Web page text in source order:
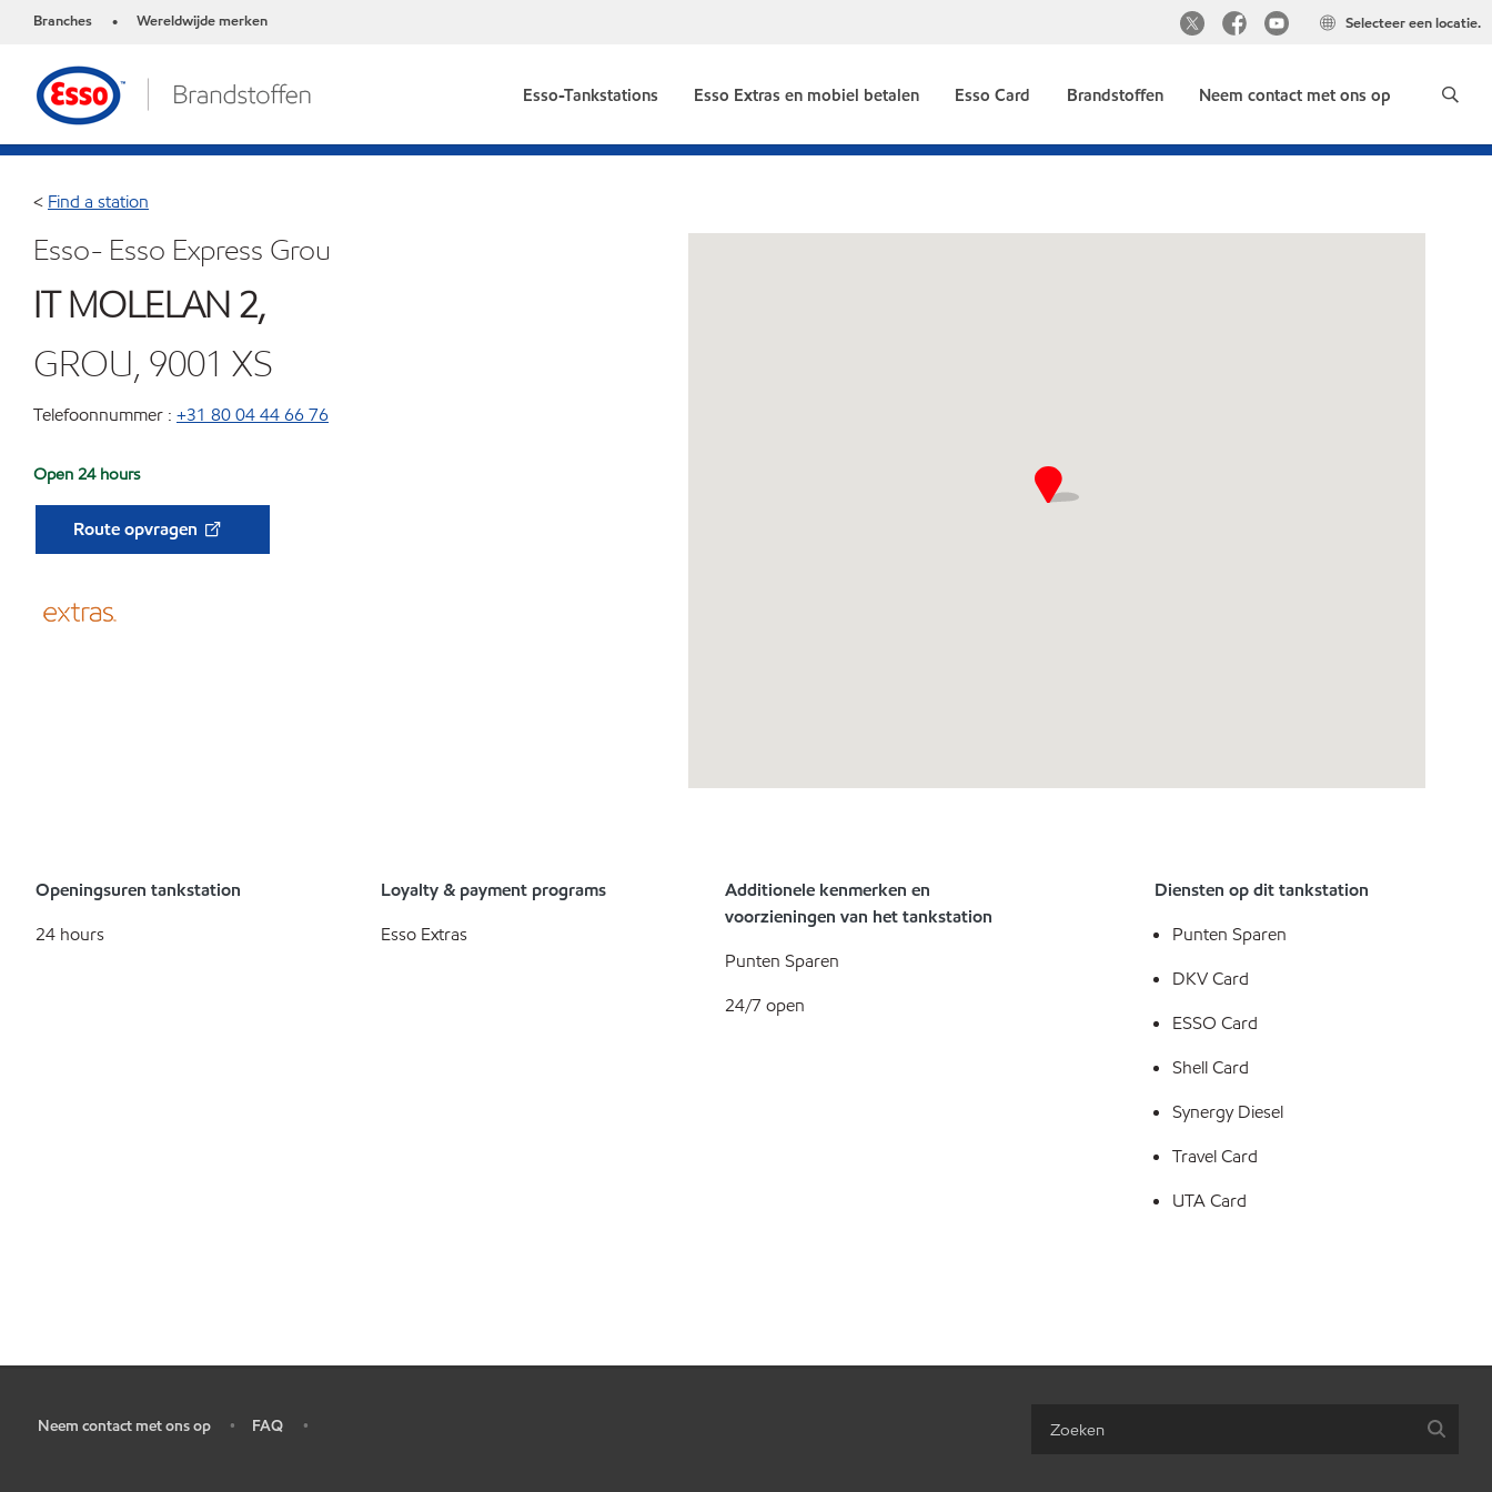
Branches • Wereldwijde merken Selecteer een locatie.
Esso-Tankstations Esso Extras en mobiel betalen Esso Card Brandstoffen Neem contact met ons op
< Find a station
Esso- Esso Express Grou
IT MOLELAN 2,
GROU, 9001 XS
Telefoonnummer : +31 80 04 44 66 76
Open 24 hours
Route opvragen
Openingsuren tankstation
24 hours
Loyalty & payment programs
Esso Extras
Additionele kenmerken en
voorzieningen van het tankstation
Punten Sparen
24/7 open
Diensten op dit tankstation
Punten Sparen
DKV Card
ESSO Card
Shell Card
Synergy Diesel
Travel Card
UTA Card
Neem contact met ons op • FAQ •